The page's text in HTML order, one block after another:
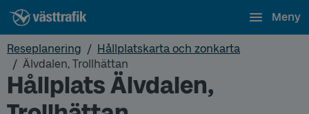
Meny
Reseplanering
Hållplatskarta och zonkarta
Älvdalen, Trollhättan
Hållplats Älvdalen,